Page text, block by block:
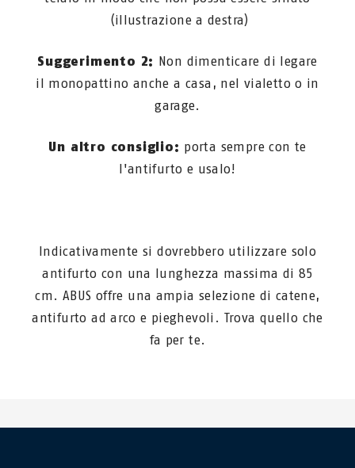
(illustrazione a destra)
Suggerimento 2: Non dimenticare di legare
il monopattino anche a casa, nel vialetto o in
garage.
Un altro consiglio: porta sempre con te
l'antifurto e usalo!
Indicativamente si dovrebbero utilizzare solo
antifurto con una lunghezza massima di 85
cm. ABUS offre una ampia selezione di catene,
antifurto ad arco e pieghevoli. Trova quello che
fa per te.